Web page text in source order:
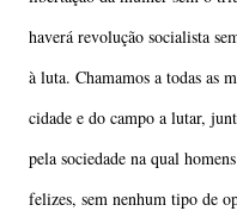
haverá revolução socialista
à luta. Chamamos a todas as
cidade e do campo a lutar,
pela sociedade na qual
felizes, sem nenhum tipo de